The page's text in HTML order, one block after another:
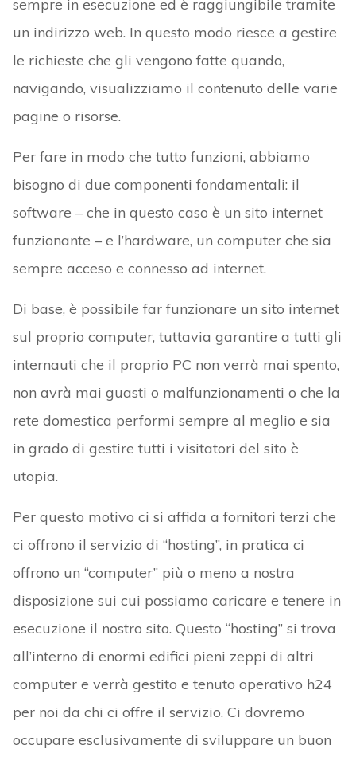
sempre in esecuzione ed è raggiungibile tramite
un indirizzo web. In questo modo riesce a gestire
le richieste che gli vengono fatte quando,
navigando, visualizziamo il contenuto delle varie
pagine o risorse.
Per fare in modo che tutto funzioni, abbiamo
bisogno di due componenti fondamentali: il
software – che in questo caso è un sito internet
funzionante – e l’hardware, un computer che sia
sempre acceso e connesso ad internet.
Di base, è possibile far funzionare un sito internet
sul proprio computer, tuttavia garantire a tutti gli
internauti che il proprio PC non verrà mai spento,
non avrà mai guasti o malfunzionamenti o che la
rete domestica performi sempre al meglio e sia
in grado di gestire tutti i visitatori del sito è
utopia.
Per questo motivo ci si affida a fornitori terzi che
ci offrono il servizio di “hosting”, in pratica ci
offrono un “computer” più o meno a nostra
disposizione sui cui possiamo caricare e tenere in
esecuzione il nostro sito. Questo “hosting” si trova
all’interno di enormi edifici pieni zeppi di altri
computer e verrà gestito e tenuto operativo h24
per noi da chi ci offre il servizio. Ci dovremo
occupare esclusivamente di sviluppare un buon